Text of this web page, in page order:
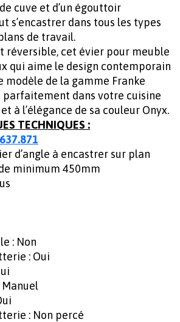
cuve et d’un égouttoir
s’encastrer dans tous les types
de travail.
réversible, cet évier pour meuble
qui aime le design contemporain
modèle de la gamme Franke
parfaitement dans votre cuisine
à l’élégance de sa couleur Onyx.
TECHNIQUES :
d’angle à encastrer sur plan
minimum 450mm
: Non
: Oui
Manuel
: Non percé